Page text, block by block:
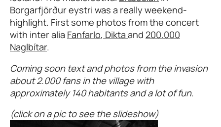
Borgarfjörður eystri was a really weekend-
highlight. First some photos from the concert
with inter alia Fanfarlo, Dikta and 200.000
Naglbítar.
Coming soon text and photos from the invasion
about 2.000 fans in the village with
approximately 140 habitants and a lot of fun.
(click on a pic to see the slideshow)